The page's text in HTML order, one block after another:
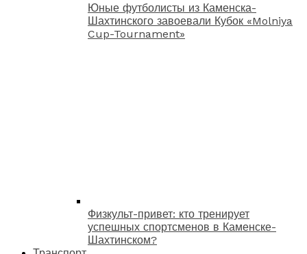
Юные футболисты из Каменска-
Шахтинского завоевали Кубок «Molniya
Cup-Tournament»
Физкульт-привет: кто тренирует
успешных спортсменов в Каменске-
Шахтинском?